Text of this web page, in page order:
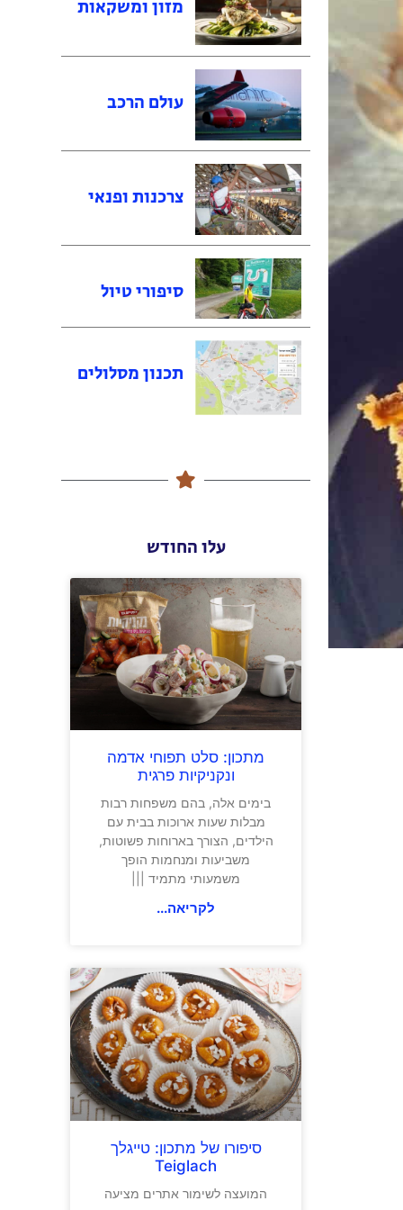
מזון ומשקאות
עולם הרכב
צרכנות ופנאי
סיפורי טיול
תכנון מסלולים
עלו החודש
מתכון: סלט תפוחי אדמה
ונקניקיות פרגית
בימים אלה, בהם משפחות רבות
מבלות שעות ארוכות בבית עם
הילדים, הצורך בארוחות פשוטות,
משביעות ומנחמות הופך
משמעותי מתמיד |||
לקריאה...
סיפורו של מתכון: טייגלך
Teiglach
המועצה לשימור אתרים מציעה